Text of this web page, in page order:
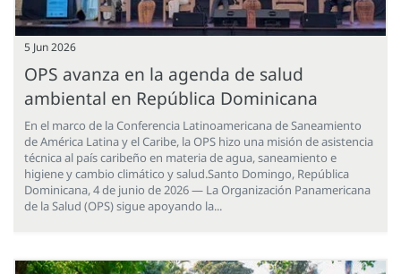
5 Jun 2026
OPS avanza en la agenda de salud
ambiental en República Dominicana
En el marco de la Conferencia Latinoamericana de Saneamiento
de América Latina y el Caribe, la OPS hizo una misión de asistencia
técnica al país caribeño en materia de agua, saneamiento e
higiene y cambio climático y salud.Santo Domingo, República
Dominicana, 4 de junio de 2026 — La Organización Panamericana
de la Salud (OPS) sigue apoyando la...